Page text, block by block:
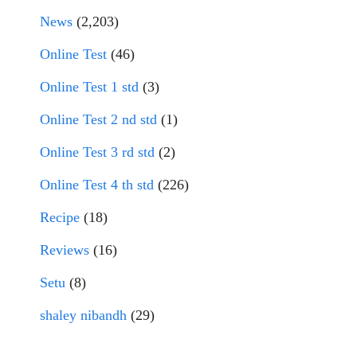
News (2,203)
Online Test (46)
Online Test 1 std (3)
Online Test 2 nd std (1)
Online Test 3 rd std (2)
Online Test 4 th std (226)
Recipe (18)
Reviews (16)
Setu (8)
shaley nibandh (29)